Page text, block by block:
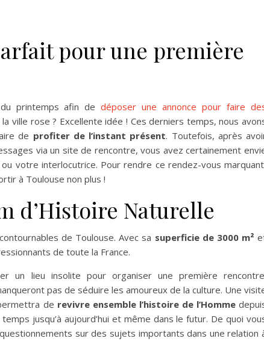
pour une première
printemps afin dedéposer une annonce pour faire
ville rose ? Excellente idée ! Ces derniers temps, nous
de profiter de l’instant présent. Toutefois, après
via un site de rencontre, vous avez certainement
votre interlocutrice. Pour rendre ce rendez-vous
à Toulouse non plus !
d’Histoire Naturelle
de Toulouse. Avec sa superficie de 3000 m²
de toute la France.
un lieu insolite pour organiser une première
pas de séduire les amoureux de la culture. Une
de revivre ensemble l’histoire de l’Homme
jusqu’à aujourd’hui et même dans le futur. De quoi
sur des sujets importants dans une relation